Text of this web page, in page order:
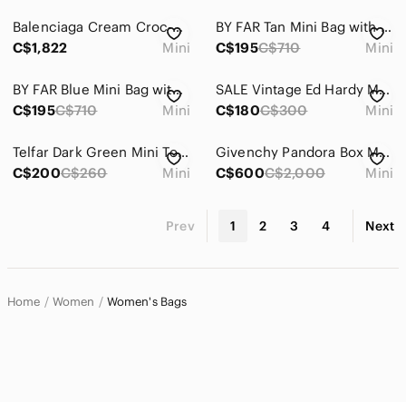
Balenciaga Cream Croc-Embossed Top Handle Satchel 🩵
C$1,822
Mini
BY FAR Tan Mini Bag with Strap
C$195C$710 Mini
BY FAR Blue Mini Bag with Strap
C$195C$710 Mini
SALE Vintage Ed Hardy Mini Hobo Cross body Purse 😍 Black with Gold Hardware!
C$180C$300 Mini
Telfar Dark Green Mini Tote Crossbody with Black Strap
C$200C$260 Mini
Givenchy Pandora Box Mini Red
C$600C$2,000 Mini
Prev 1 2 3 4 Next
Home Women Women's Bags